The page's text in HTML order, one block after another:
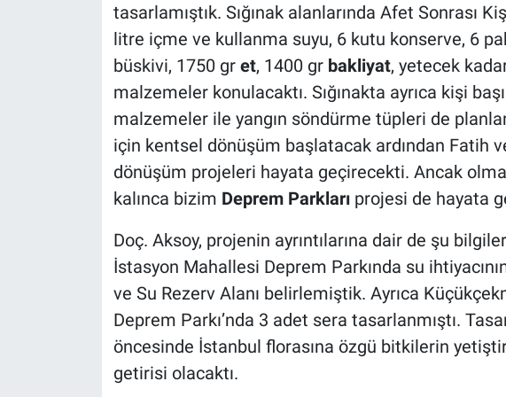
tasarlamıştık. Sığınak alanlarında Afet Sonrası
litre içme ve kullanma suyu, 6 kutu konserve, 6
büskivi, 1750 gr et, 1400 gr bakliyat, yetecek
malzemeler konulacaktı. Sığınakta ayrıca kişi
malzemeler ile yangın söndürme tüpleri de
için kentsel dönüşüm başlatacak ardından Fatih
dönüşüm projeleri hayata geçirecekti. Ancak
kalınca bizim Deprem Parklarıprojesi de hayata
Doç. Aksoy, projenin ayrıntılarına dair de şu
İstasyon Mahallesi Deprem Parkında su
ve Su Rezerv Alanı belirlemiştik. Ayrıca
Deprem Parkı’nda 3 adet sera tasarlanmıştı.
öncesinde İstanbul florasına özgü bitkilerin
getirisi olacaktı.